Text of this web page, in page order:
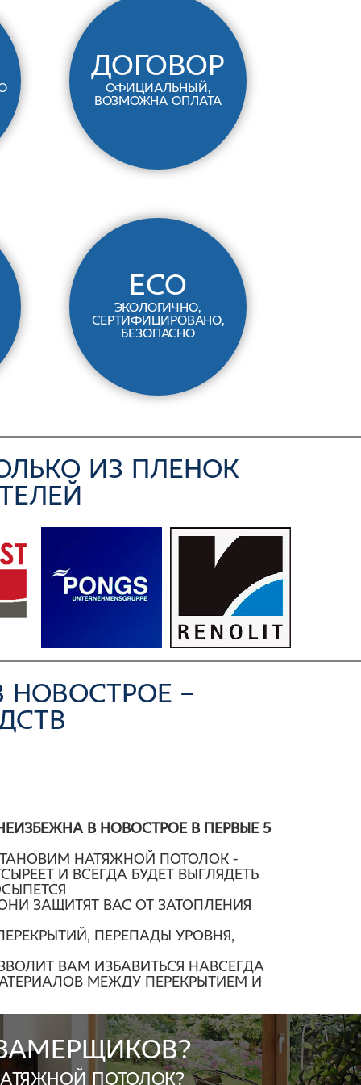
договор
официальный,
возможна оплата
ECO
экологично,
сертифицировано,
безопасно
ИЗ ПЛЕНОК
–
В НОВОСТРОЕ В ПЕРВЫЕ 5
НАТЯЖНОЙ ПОТОЛОК -
И ВСЕГДА БУДЕТ ВЫГЛЯДЕТЬ
ЗАЩИТЯТ ВАС ОТ ЗАТОПЛЕНИЯ
ПЕРЕПАДЫ УРОВНЯ,
ВАМ ИЗБАВИТЬСЯ НАВСЕГДА
МЕЖДУ ПЕРЕКРЫТИЕМ И
потолок?